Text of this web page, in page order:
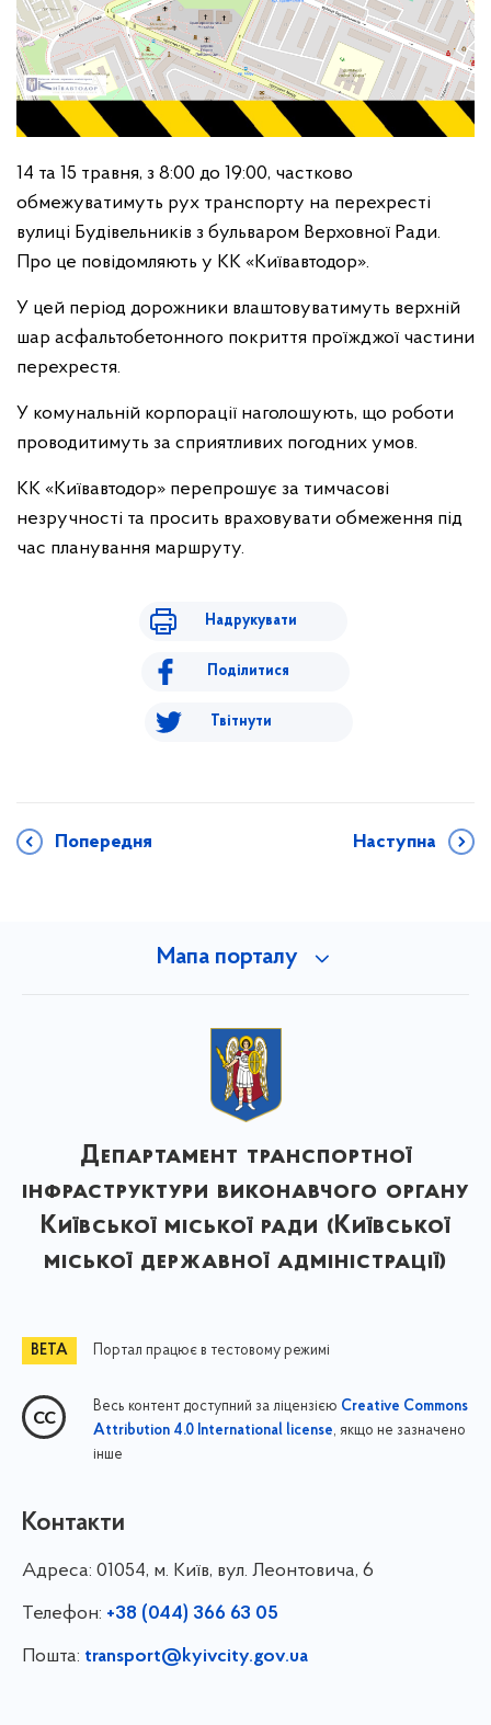
14 та 15 травня, з 8:00 до 19:00, частково
обмежуватимуть рух транспорту на перехресті
вулиці Будівельників з бульваром Верховної Ради.
Про це повідомляють у КК «Київавтодор».
У цей період дорожники влаштовуватимуть верхній
шар асфальтобетонного покриття проїжджої частини
перехрестя.
У комунальній корпорації наголошують, що роботи
проводитимуть за сприятливих погодних умов.
КК «Київавтодор» перепрошує за тимчасові
незручності та просить враховувати обмеження під
час планування маршруту.
Надрукувати
Поділитися
Твітнути
Попередня Наступна
Мапа порталу
Департамент транспортної
інфраструктури виконавчого органу
Київської міської ради (Київської
міської державної адміністрації)
Портал працює в тестовому режимі
Весь контент доступний за ліцензією Creative Commons
Attribution 4.0 International license, якщо не зазначено
інше
Контакти
Адреса: 01054, м. Київ, вул. Леонтовича, 6
Телефон: +38 (044) 366 63 05
Пошта: transport@kyivcity.gov.ua